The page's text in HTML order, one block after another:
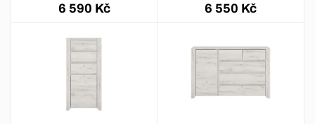
6 590 Kč 6 550 Kč